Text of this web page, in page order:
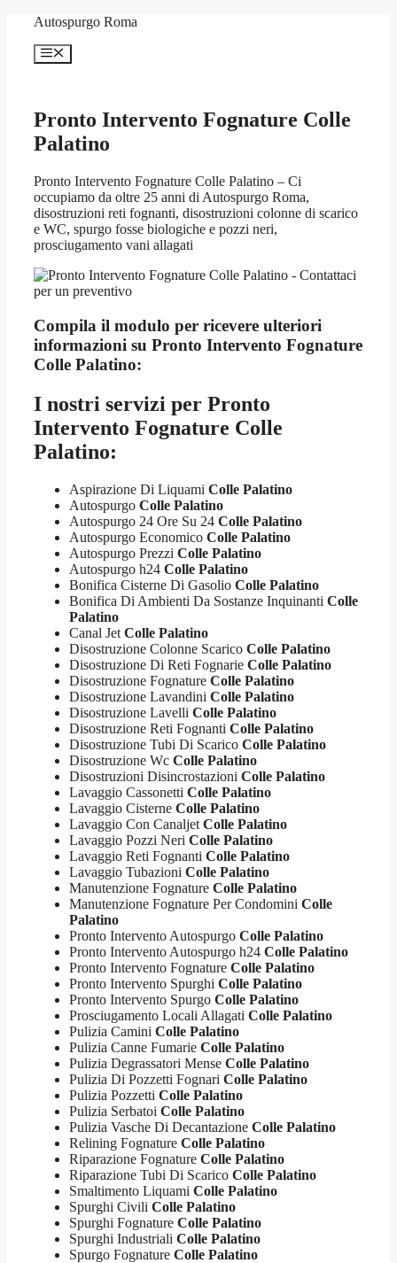
contenuto
Autospurgo Roma
Menu
Pronto Intervento Fognature Colle
Palatino
Pronto Intervento Fognature Colle Palatino – Ci
occupiamo da oltre 25 anni di Autospurgo Roma,
disostruzioni reti fognanti, disostruzioni colonne di scarico
e WC, spurgo fosse biologiche e pozzi neri,
prosciugamento vani allagati
Compila il modulo per ricevere ulteriori
informazioni su Pronto Intervento Fognature
Colle Palatino:
I nostri servizi per Pronto
Intervento Fognature Colle
Palatino:
Aspirazione Di Liquami Colle Palatino
Autospurgo Colle Palatino
Autospurgo 24 Ore Su 24 Colle Palatino
Autospurgo Economico Colle Palatino
Autospurgo Prezzi Colle Palatino
Autospurgo h24 Colle Palatino
Bonifica Cisterne Di Gasolio Colle Palatino
Bonifica Di Ambienti Da Sostanze Inquinanti Colle
Palatino
Canal Jet Colle Palatino
Disostruzione Colonne Scarico Colle Palatino
Disostruzione Di Reti Fognarie Colle Palatino
Disostruzione Fognature Colle Palatino
Disostruzione Lavandini Colle Palatino
Disostruzione Lavelli Colle Palatino
Disostruzione Reti Fognanti Colle Palatino
Disostruzione Tubi Di Scarico Colle Palatino
Disostruzione Wc Colle Palatino
Disostruzioni Disincrostazioni Colle Palatino
Lavaggio Cassonetti Colle Palatino
Lavaggio Cisterne Colle Palatino
Lavaggio Con Canaljet Colle Palatino
Lavaggio Pozzi Neri Colle Palatino
Lavaggio Reti Fognanti Colle Palatino
Lavaggio Tubazioni Colle Palatino
Manutenzione Fognature Colle Palatino
Manutenzione Fognature Per Condomini Colle
Palatino
Pronto Intervento Autospurgo Colle Palatino
Pronto Intervento Autospurgo h24 Colle Palatino
Pronto Intervento Fognature Colle Palatino
Pronto Intervento Spurghi Colle Palatino
Pronto Intervento Spurgo Colle Palatino
Prosciugamento Locali Allagati Colle Palatino
Pulizia Camini Colle Palatino
Pulizia Canne Fumarie Colle Palatino
Pulizia Degrassatori Mense Colle Palatino
Pulizia Di Pozzetti Fognari Colle Palatino
Pulizia Pozzetti Colle Palatino
Pulizia Serbatoi Colle Palatino
Pulizia Vasche Di Decantazione Colle Palatino
Relining Fognature Colle Palatino
Riparazione Fognature Colle Palatino
Riparazione Tubi Di Scarico Colle Palatino
Smaltimento Liquami Colle Palatino
Spurghi Civili Colle Palatino
Spurghi Fognature Colle Palatino
Spurghi Industriali Colle Palatino
Spurgo Fognature Colle Palatino